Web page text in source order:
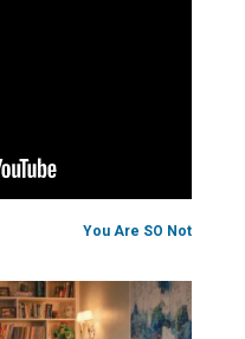
You Are SO Not